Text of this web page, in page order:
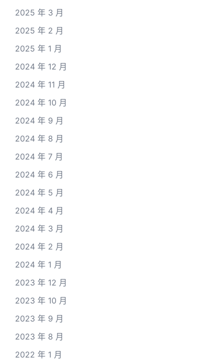
2025 年 3 月
2025 年 2 月
2025 年 1 月
2024 年 12 月
2024 年 11 月
2024 年 10 月
2024 年 9 月
2024 年 8 月
2024 年 7 月
2024 年 6 月
2024 年 5 月
2024 年 4 月
2024 年 3 月
2024 年 2 月
2024 年 1 月
2023 年 12 月
2023 年 10 月
2023 年 9 月
2023 年 8 月
2022 年 1 月